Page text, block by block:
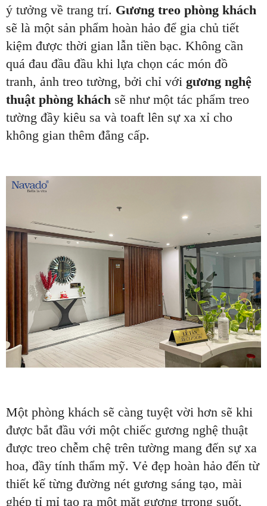
ý tưởng về trang trí. Gương treo phòng khách
sẽ là một sản phẩm hoàn hảo để gia chủ tiết
kiệm được thời gian lẫn tiền bạc. Không cần
quá đau đầu đầu khi lựa chọn các món đồ
tranh, ảnh treo tường, bởi chỉ với gương nghệ
thuật phòng khách sẽ như một tác phẩm treo
tường đầy kiêu sa và toaft lên sự xa xỉ cho
không gian thêm đẳng cấp.
Một phòng khách sẽ càng tuyệt vời hơn sẽ khi
được bắt đầu với một chiếc gương nghệ thuật
được treo chễm chệ trên tường mang đến sự xa
hoa, đầy tính thẩm mỹ. Vẻ đẹp hoàn hảo đến từ
thiết kế từng đường nét gương sáng tạo, mài
ghép tỉ mỉ tạo ra một mặt gương trrong suốt,